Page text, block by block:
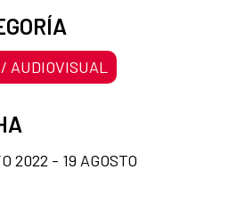
AUDIOVISUAL
2022 - 19 AGOSTO